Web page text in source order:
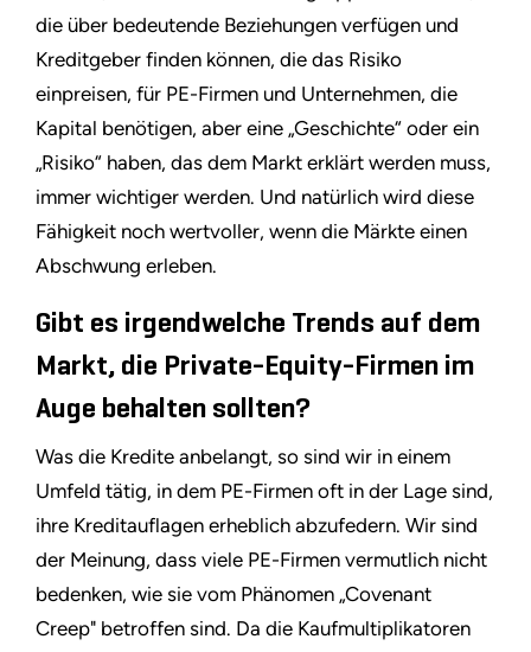
die über bedeutende Beziehungen verfügen und
Kreditgeber finden können, die das Risiko
einpreisen, für PE-Firmen und Unternehmen, die
Kapital benötigen, aber eine „Geschichte“ oder ein
„Risiko“ haben, das dem Markt erklärt werden muss,
immer wichtiger werden. Und natürlich wird diese
Fähigkeit noch wertvoller, wenn die Märkte einen
Abschwung erleben.
Gibt es irgendwelche Trends auf dem
Markt, die Private-Equity-Firmen im
Auge behalten sollten?
Was die Kredite anbelangt, so sind wir in einem
Umfeld tätig, in dem PE-Firmen oft in der Lage sind,
ihre Kreditauflagen erheblich abzufedern. Wir sind
der Meinung, dass viele PE-Firmen vermutlich nicht
bedenken, wie sie vom Phänomen „Covenant
Creep" betroffen sind. Da die Kaufmultiplikatoren